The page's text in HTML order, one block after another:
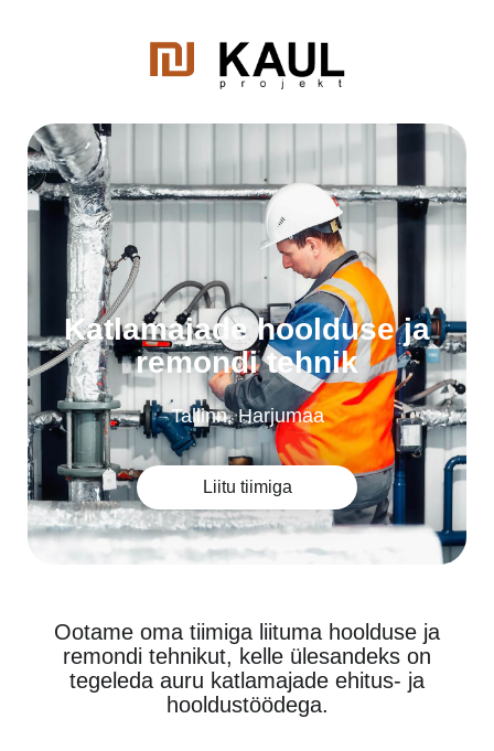
Katlamajade hoolduse ja
remondi tehnik
Tallinn, Harjumaa
Liitu tiimiga
Ootame oma tiimiga liituma hoolduse ja
remondi tehnikut, kelle ülesandeks on
tegeleda auru katlamajade ehitus- ja
hooldustöödega.